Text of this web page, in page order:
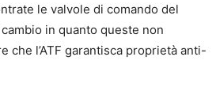
le valvole di comando del
in quanto queste non
l’ATF garantisca proprietà anti-